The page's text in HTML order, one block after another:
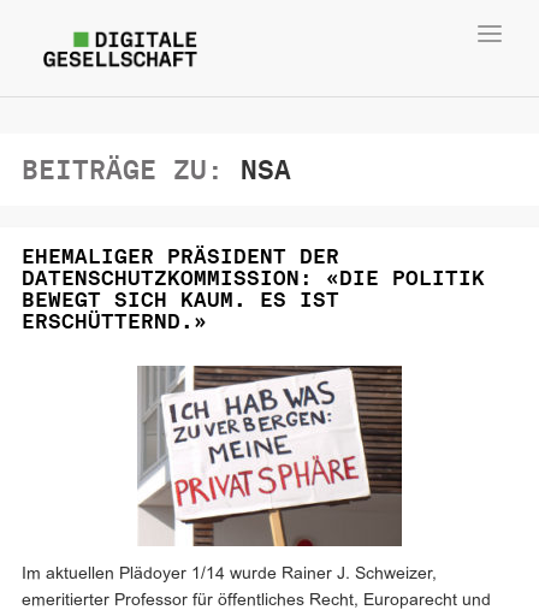
BEITRÄGE ZU: NSA
EHEMALIGER PRÄSIDENT DER
DATENSCHUTZKOMMISSION: «DIE POLITIK
BEWEGT SICH KAUM. ES IST
ERSCHÜTTERND.»
Im aktuellen Plädoyer 1/14 wurde Rainer J. Schweizer,
emeritierter Professor für öffentliches Recht, Europarecht und